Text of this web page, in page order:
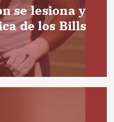
se lesiona y
de los Bills